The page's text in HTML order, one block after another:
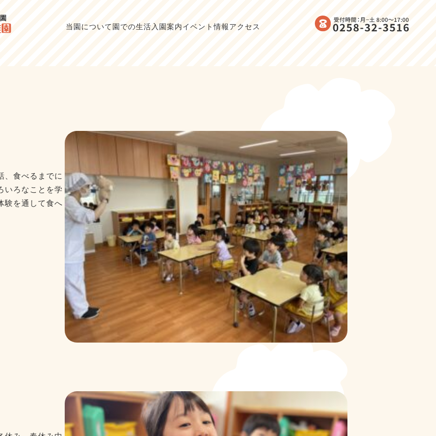
当園について園での生活 入園案内イベント情報アクセス
、食べるまでに
いろなことを学
験を通して食へ